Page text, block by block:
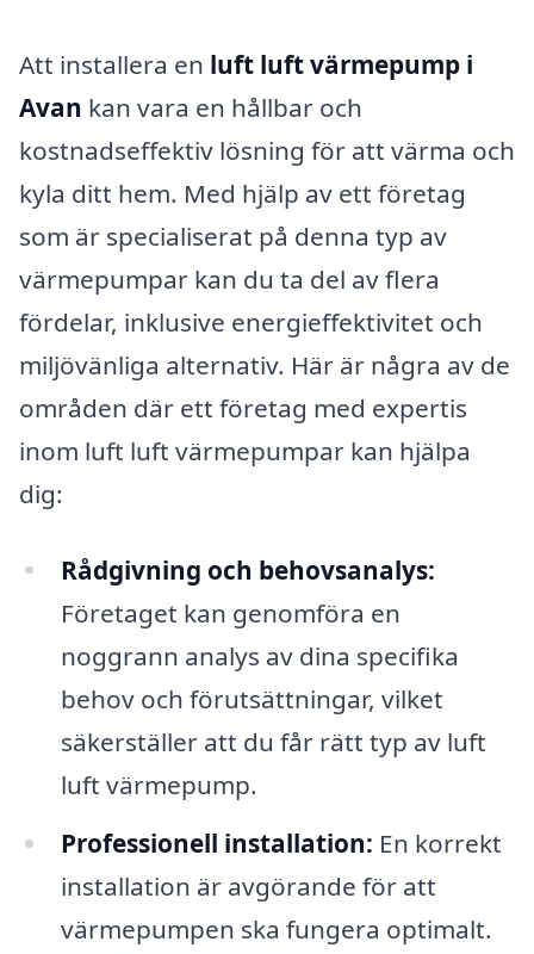
Att installera en luft luft värmepump i
Avan kan vara en hållbar och
kostnadseffektiv lösning för att värma och
kyla ditt hem. Med hjälp av ett företag
som är specialiserat på denna typ av
värmepumpar kan du ta del av flera
fördelar, inklusive energieffektivitet och
miljövänliga alternativ. Här är några av de
områden där ett företag med expertis
inom luft luft värmepumpar kan hjälpa
dig:
Rådgivning och behovsanalys:
Företaget kan genomföra en
noggrann analys av dina specifika
behov och förutsättningar, vilket
säkerställer att du får rätt typ av luft
luft värmepump.
Professionell installation: En korrekt
installation är avgörande för att
värmepumpen ska fungera optimalt.